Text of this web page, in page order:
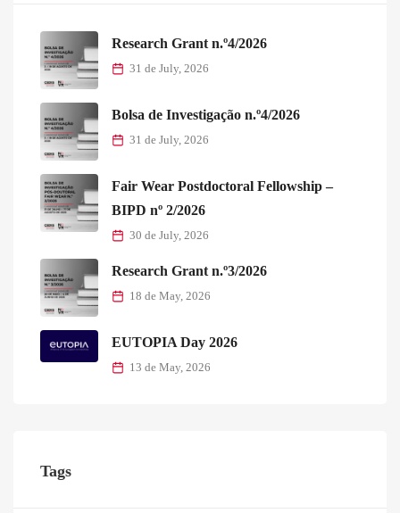
Research Grant n.º4/2026
31 de July, 2026
Bolsa de Investigação n.º4/2026
31 de July, 2026
Fair Wear Postdoctoral Fellowship –
BIPD nº 2/2026
30 de July, 2026
Research Grant n.º3/2026
18 de May, 2026
EUTOPIA Day 2026
13 de May, 2026
Tags